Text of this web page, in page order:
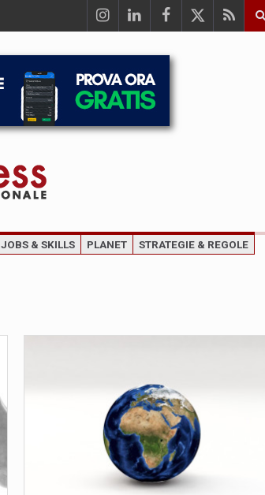
JOBS & SKILLS PLANET STRATEGIE & REGOLE